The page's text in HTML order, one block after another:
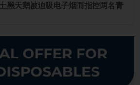
黑天鹅被迫吸电子烟而指控两名青